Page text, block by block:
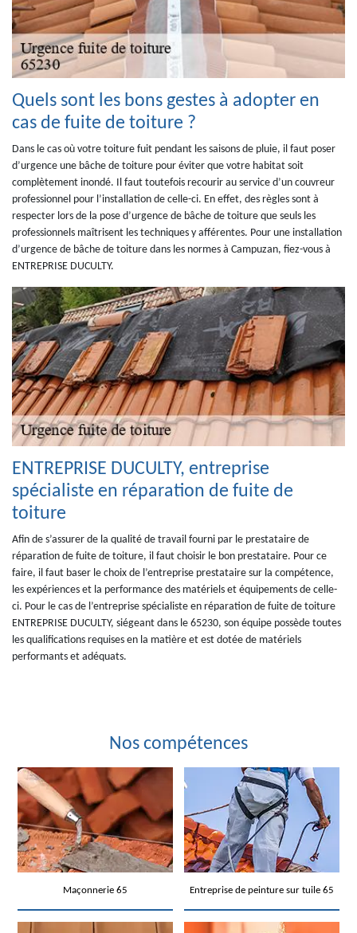
Quels sont les bons gestes à adopter en
cas de fuite de toiture ?
Dans le cas où votre toiture fuit pendant les saisons de pluie, il faut poser
d’urgence une bâche de toiture pour éviter que votre habitat soit
complètement inondé. Il faut toutefois recourir au service d’un couvreur
professionnel pour l’installation de celle-ci. En effet, des règles sont à
respecter lors de la pose d’urgence de bâche de toiture que seuls les
professionnels maîtrisent les techniques y afférentes. Pour une installation
d’urgence de bâche de toiture dans les normes à Campuzan, fiez-vous à
ENTREPRISE DUCULTY.
ENTREPRISE DUCULTY, entreprise
spécialiste en réparation de fuite de
toiture
Afin de s’assurer de la qualité de travail fourni par le prestataire de
réparation de fuite de toiture, il faut choisir le bon prestataire. Pour ce
faire, il faut baser le choix de l’entreprise prestataire sur la compétence,
les expériences et la performance des matériels et équipements de celle-
ci. Pour le cas de l’entreprise spécialiste en réparation de fuite de toiture
ENTREPRISE DUCULTY, siégeant dans le 65230, son équipe possède toutes
les qualifications requises en la matière et est dotée de matériels
performants et adéquats.
Nos compétences
Maçonnerie 65 Entreprise de peinture sur tuile 65